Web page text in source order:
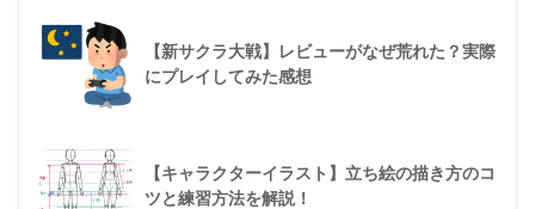
【新サクラ大戦】レビューがなぜ荒れた？実際
にプレイしてみた感想
【キャラクターイラスト】立ち絵の描き方のコ
ツと練習方法を解説！